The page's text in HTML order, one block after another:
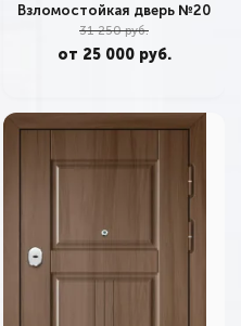
Взломостойкая дверь №20
31 250 руб.
от 25 000 руб.